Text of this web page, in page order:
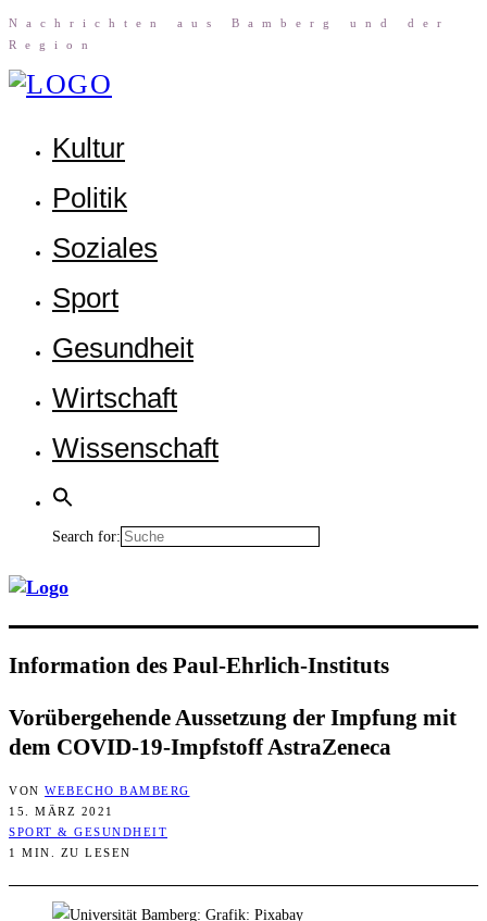
Nach­rich­ten aus Bam­berg und der
Region
Kul­tur
Poli­tik
Sozia­les
Sport
Gesund­heit
Wirt­schaft
Wis­sen­schaft
Search for:
Infor­ma­ti­on des Paul-Ehrlich-Instituts
Vor­über­ge­hen­de Aus­set­zung der Imp­fung mit
dem COVID-19-Impf­stoff AstraZeneca
VON WEBECHO BAMBERG
15. MÄRZ 2021
SPORT & GESUNDHEIT
1 MIN. ZU LESEN